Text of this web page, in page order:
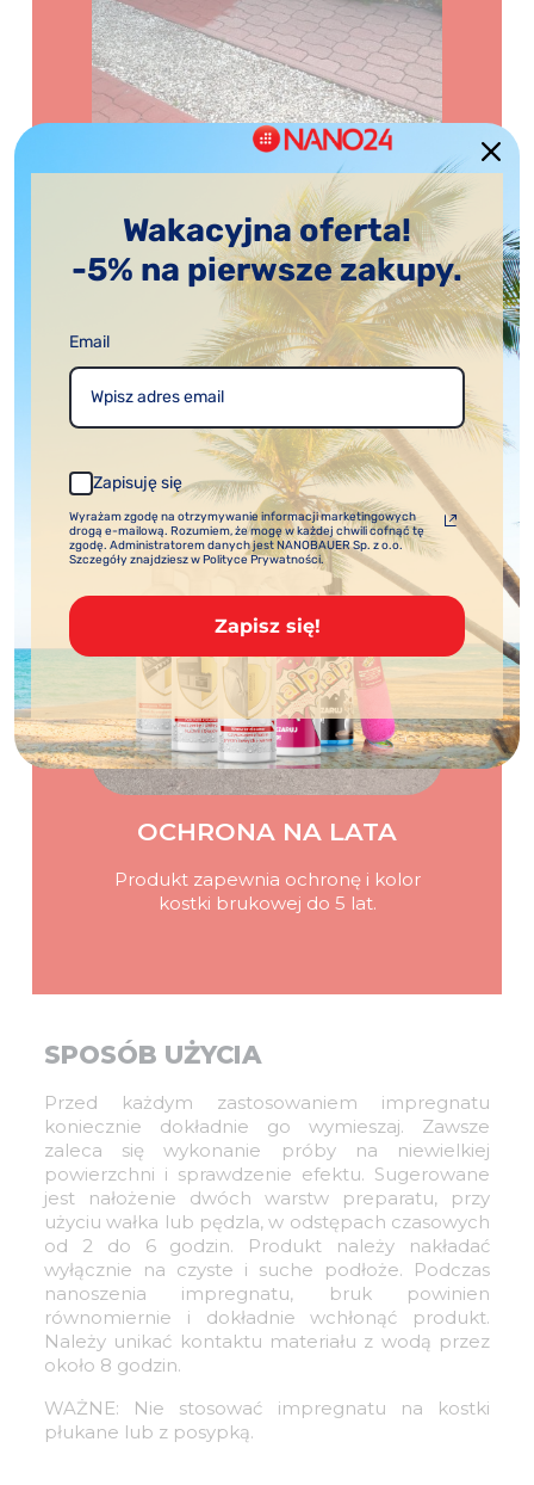
WIDOCZNE REZULTATY
Efekty użycia impregnatu są
natychmiastowe.
OCHRONA NA LATA
Produkt zapewnia ochronę i kolor
kostki brukowej do 5 lat.
SPOSÓB UŻYCIA
Przed każdym zastosowaniem impregnatu
koniecznie dokładnie go wymieszaj. Zawsze
zaleca się wykonanie próby na niewielkiej
powierzchni i sprawdzenie efektu. Sugerowane
jest nałożenie dwóch warstw preparatu, przy
użyciu wałka lub pędzla, w odstępach czasowych
od 2 do 6 godzin. Produkt należy nakładać
wyłącznie na czyste i suche podłoże. Podczas
nanoszenia impregnatu, bruk powinien
równomiernie i dokładnie wchłonąć produkt.
Należy unikać kontaktu materiału z wodą przez
około 8 godzin.
WAŻNE: Nie stosować impregnatu na kostki
płukane lub z posypką.
Wakacyjna oferta!
-5% na pierwsze zakupy.
Email
Zapisuję się
Wyrażam zgodę na otrzymywanie informacji marketingowych
drogą e-mailową. Rozumiem, że mogę w każdej chwili cofnąć tę
zgodę. Administratorem danych jest NANOBAUER Sp. z o.o.
Szczegóły znajdziesz w Polityce Prywatności.
Zapisz się!